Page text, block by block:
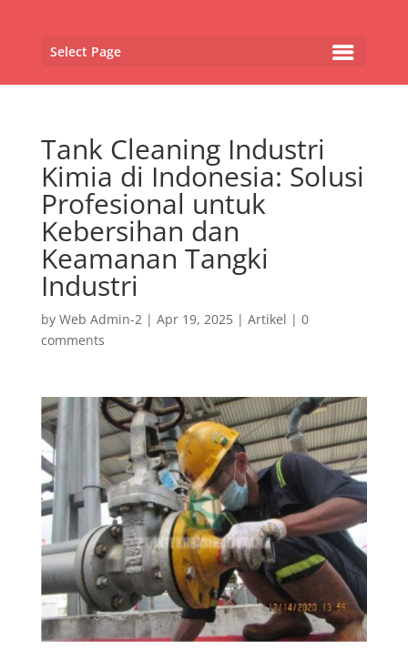
Select Page
Tank Cleaning Industri
Kimia di Indonesia: Solusi
Profesional untuk
Kebersihan dan
Keamanan Tangki
Industri
by Web Admin-2| Apr 19, 2025| Artikel | 0
comments